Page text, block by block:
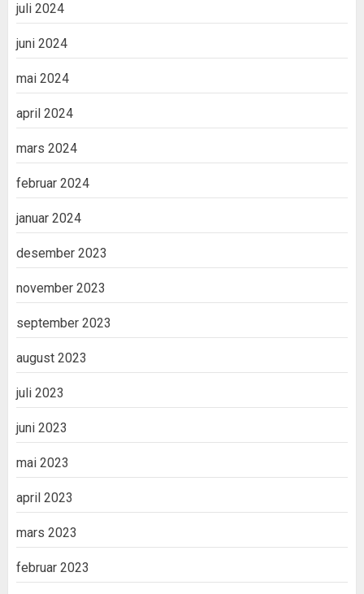
juli 2024
juni 2024
mai 2024
april 2024
mars 2024
februar 2024
januar 2024
desember 2023
november 2023
september 2023
august 2023
juli 2023
juni 2023
mai 2023
april 2023
mars 2023
februar 2023